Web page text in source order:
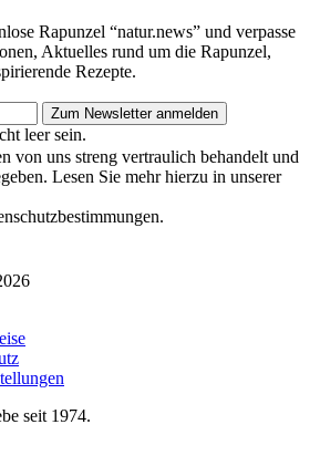
Rapunzel “natur.news” und verpasse
Aktuelles rund um die Rapunzel,
Rezepte.
leer sein.
von uns streng vertraulich behandelt und
Lesen Sie mehr hierzu in unserer
seit 1974.